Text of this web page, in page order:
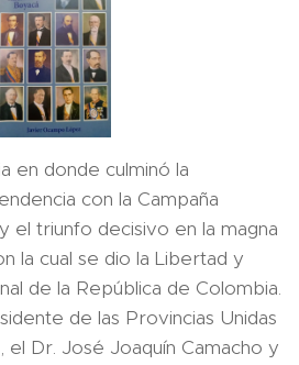
en donde culminó la
con la Campaña
el triunfo decisivo en la magna
la cual se dio la Libertad y
de la República de Colombia.
de las Provincias Unidas
el Dr. José Joaquín Camacho y